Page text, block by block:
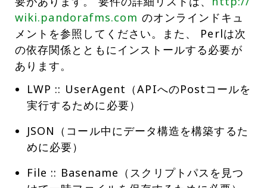
wiki.pandorafms.com のオンラインドキュ
メントを参照してください。また、 Perlは次
の依存関係とともにインストールする必要が
あります。
LWP :: UserAgent（APIへのPostコールを
実行するために必要）
JSON（コール中にデータ構造を構築するた
めに必要）
File :: Basename（スクリプトパスを見つ